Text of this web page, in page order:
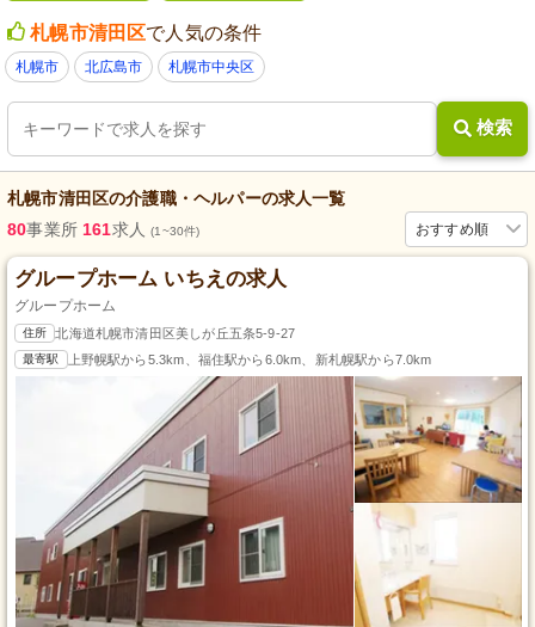
札幌市清田区で人気の条件
札幌市 北広島市 札幌市中央区
検索
札幌市清田区の介護職・ヘルパーの求人一覧
おすすめ順
80事業所 161求人(1~30件)
グループホーム いちえの求人
グループホーム
住所 北海道札幌市清田区美しが丘五条5-9-27
最寄駅 上野幌駅から5.3km、福住駅から6.0km、新札幌駅から7.0km